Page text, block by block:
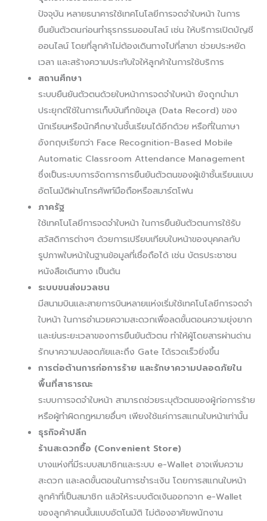
ปัจจุบัน หลายธนาคารใช้เทคโนโลยีการจดจำใบหน้า ในการ
ยืนยันตัวตนก่อนทำธุรกรรมออนไลน์ เช่น ให้บริการเปิดบัญชี
ออนไลน์ โดยที่ลูกค้าไม่ต้องเดินทางไปที่สาขา ช่วยประหยัด
เวลา และสร้างความประทับใจให้ลูกค้าในการใช้บริการ
สถานศึกษา
ระบบยืนยันตัวตนด้วยใบหน้าการจดจำใบหน้า ยังถูกนำมา
ประยุกต์ใช้ในการเก็บบันทึกข้อมูล (Data Record) ของ
นักเรียนหรือนักศึกษาในชั้นเรียนได้อีกด้วย หรือที่ในภาษา
อังกฤษเรียกว่า Face Recognition-Based Mobile
Automatic Classroom Attendance Management
ซึ่งเป็นระบบการจัดการการยืนยันตัวตนของผู้เข้าชั้นเรียนแบบ
อัตโนมัติผ่านโทรศัพท์มือถือหรือสมาร์ตโฟน
ภาครัฐ
ใช้เทคโนโลยีการจดจำใบหน้า ในการยืนยันตัวตนการใช้รับ
สวัสดิการต่างๆ ด้วยการเปรียบเทียบใบหน้าของบุคคลกับ
รูปภาพใบหน้าในฐานข้อมูลที่เชื่อถือได้ เช่น บัตรประชาชน
หนังสือเดินทาง เป็นต้น
ระบบขนส่งมวลชน
มีสนามบินและสายการบินหลายแห่งเริ่มใช้เทคโนโลยีการจดจำ
ใบหน้า ในการอำนวยความสะดวกเพื่อลดขั้นตอนความยุ่งยาก
และย่นระยะเวลาของการยืนยันตัวตน ทำให้ผู้โดยสารผ่านด่าน
รักษาความปลอดภัยและถึง Gate ได้รวดเร็วยิ่งขึ้น
การต่อต้านการก่อการร้าย และรักษาความปลอดภัยใน
พื้นที่สาธารณะ
ระบบการจดจำใบหน้า สามารถช่วยระบุตัวตนของผู้ก่อการร้าย
หรือผู้ทำผิดกฎหมายอื่นๆ เพียงใช้แค่การสแกนใบหน้าเท่านั้น
ธุรกิจค้าปลีก
ร้านสะดวกซื้อ (Convenient Store)
บางแห่งที่มีระบบสมาชิกและระบบ e-Wallet อาจเพิ่มความ
สะดวก และลดขั้นตอนในการชำระเงิน โดยการสแกนใบหน้า
ลูกค้าที่เป็นสมาชิก แล้วให้ระบบตัดเงินออกจาก e-Wallet
ของลูกค้าคนนั้นแบบอัตโนมัติ ไม่ต้องอาศัยพนักงาน